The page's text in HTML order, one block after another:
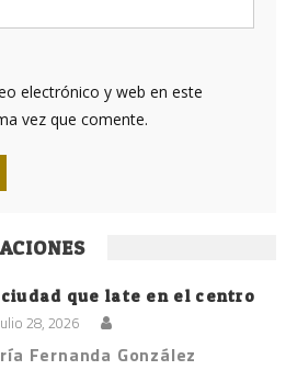
electrónico y web en este
vez que comente.
que late en el centro
28, 2026
Fernanda González